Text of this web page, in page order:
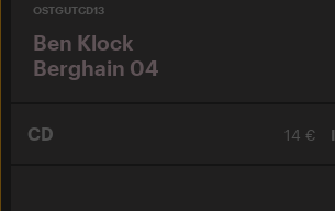
OSTGUTCD13
Ben Klock
Berghain 04
CD 14 €